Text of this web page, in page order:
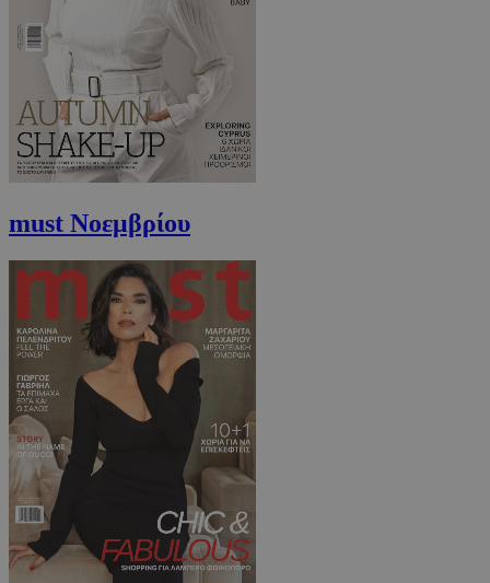
must Νοεμβρίου